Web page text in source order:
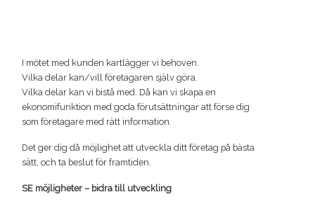
I mötet med kunden kartlägger vi behoven.
Vilka delar kan/vill företagaren själv göra.
Vilka delar kan vi bistå med. Då kan vi skapa en
ekonomifunktion med goda förutsättningar att förse dig
som företagare med rätt information.
Det ger dig då möjlighet att utveckla ditt företag på bästa
sätt, och ta beslut för framtiden.
SE möjligheter – bidra till utveckling